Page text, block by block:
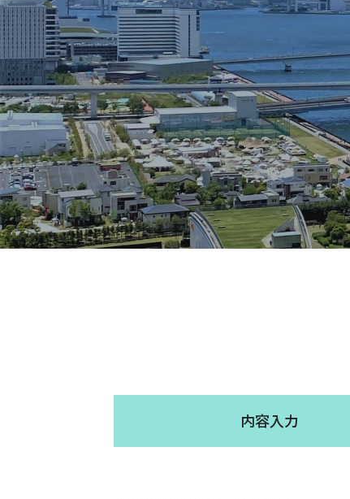
内容入力